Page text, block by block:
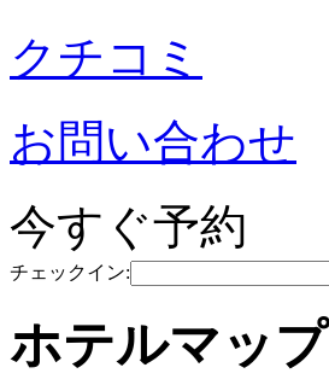
クチコミ
お問い合わせ
今すぐ予約
チェックイン:
ホテルマップ